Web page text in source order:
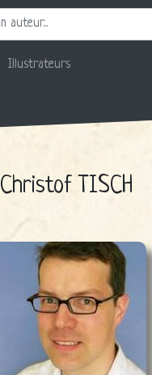
Illustrateurs
Christof TISCH